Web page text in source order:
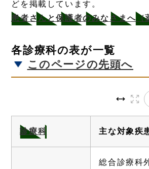
どを掲載しています。
患者さんと保護者のみなさまへ（
各診療科の表が一覧
このページの先頭へ
診療科 主な対象疾
総合診療科